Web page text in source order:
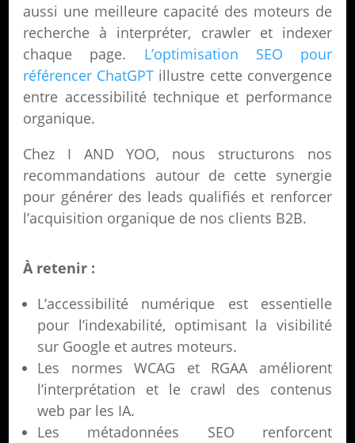
aussi une meilleure capacité des moteurs de
recherche à interpréter, crawler et indexer
chaque page. L’optimisation SEO pour
référencer ChatGPT illustre cette convergence
entre accessibilité technique et performance
organique.
Chez I AND YOO, nous structurons nos
recommandations autour de cette synergie
pour générer des leads qualifiés et renforcer
l’acquisition organique de nos clients B2B.
À retenir :
L’accessibilité numérique est essentielle
pour l’indexabilité, optimisant la visibilité
sur Google et autres moteurs.
Les normes WCAG et RGAA améliorent
l’interprétation et le crawl des contenus
web par les IA.
Les métadonnées SEO renforcent